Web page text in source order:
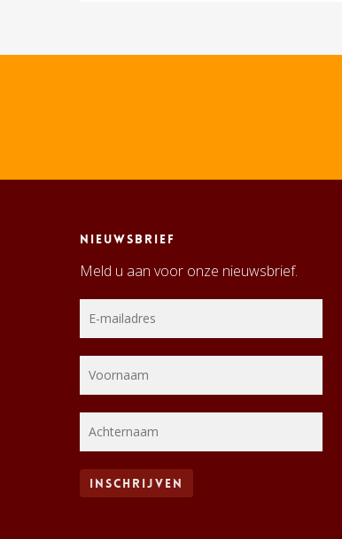
Nieuwsbrief
Meld u aan voor onze nieuwsbrief.